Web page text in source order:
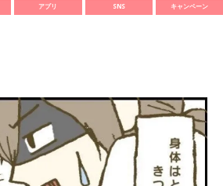
アプリ SNS キャンペーン